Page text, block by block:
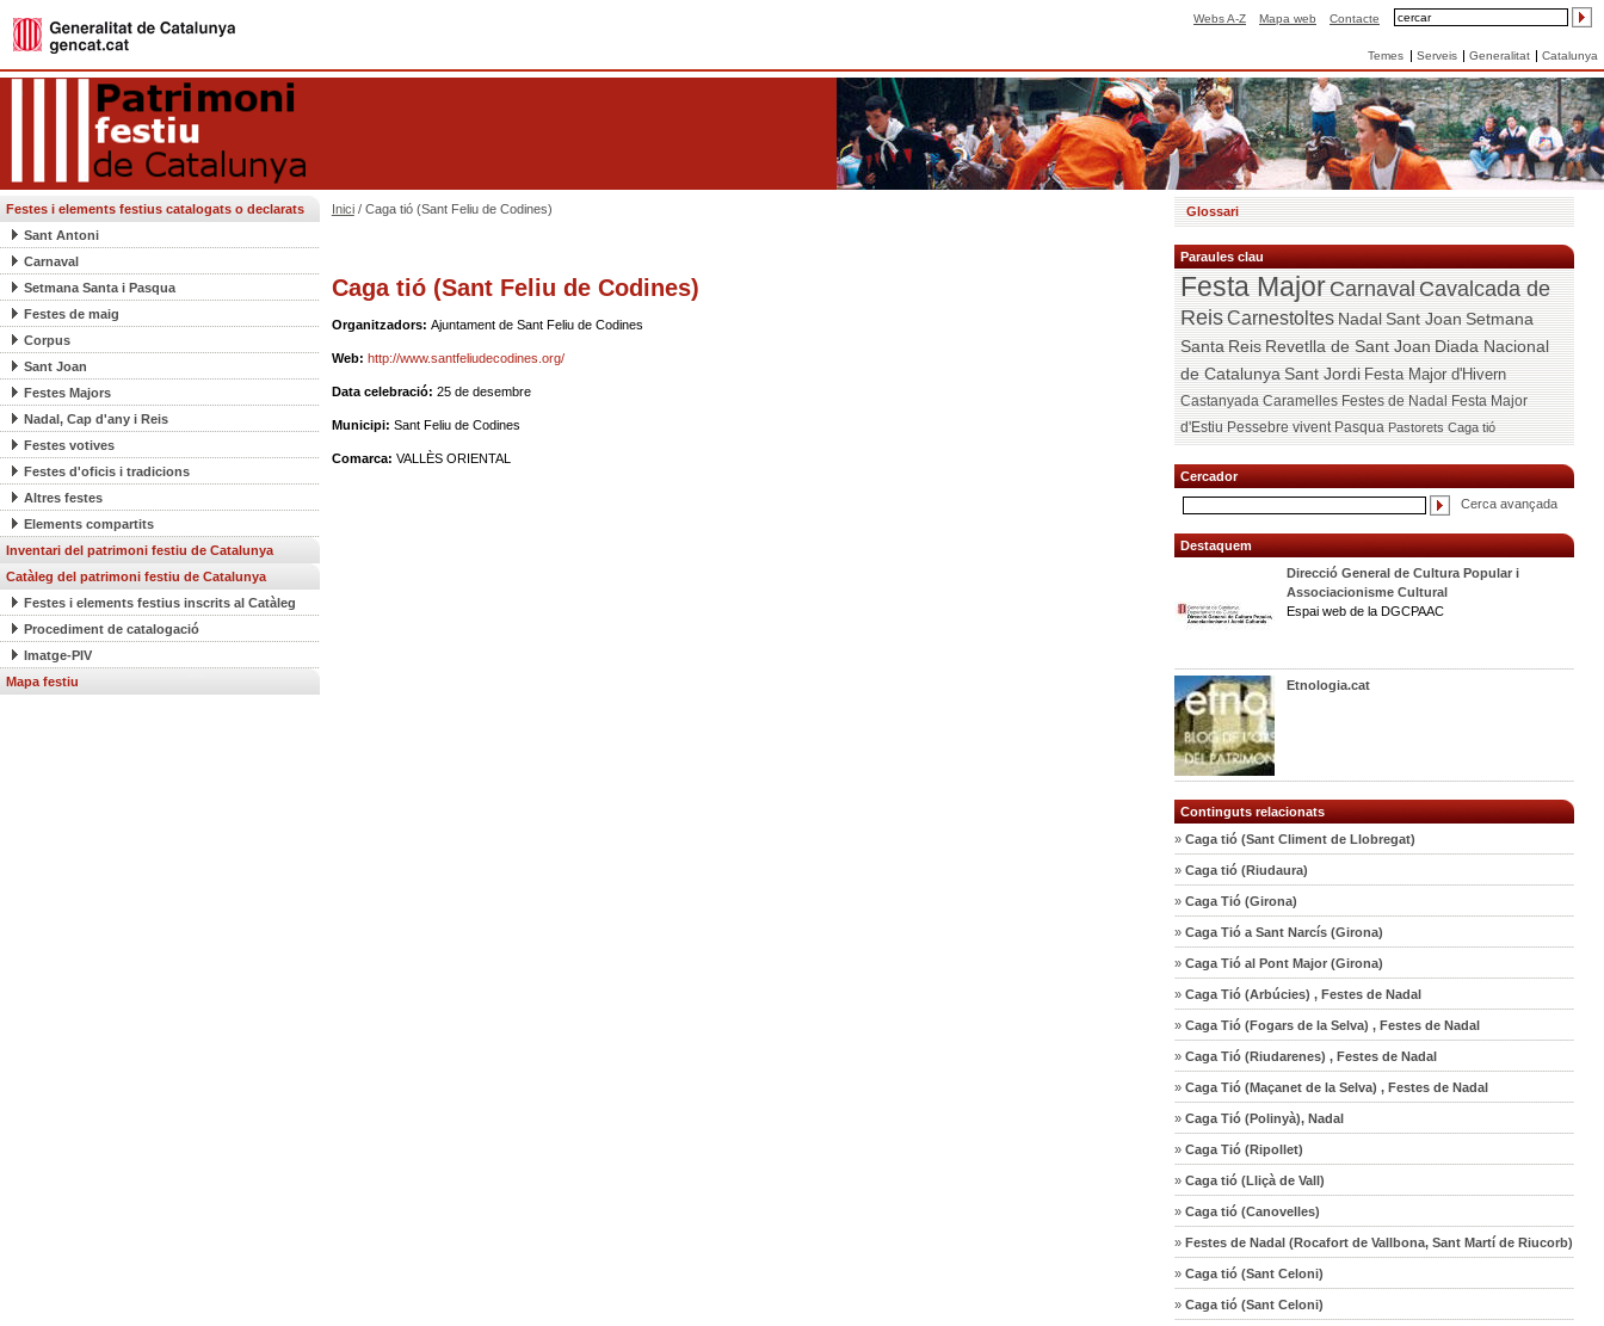
Webs A-Z Mapa web Contacte
Temes Serveis Generalitat Catalunya
Festes i elements festius catalogats o declarats
Sant Antoni
Carnaval
Setmana Santa i Pasqua
Festes de maig
Corpus
Sant Joan
Festes Majors
Nadal, Cap d'any i Reis
Festes votives
Festes d'oficis i tradicions
Altres festes
Elements compartits
Inventari del patrimoni festiu de Catalunya
Catàleg del patrimoni festiu de Catalunya
Festes i elements festius inscrits al Catàleg
Procediment de catalogació
Imatge-PIV
Mapa festiu
Inici/ Caga tió (Sant Feliu de Codines)
Caga tió (Sant Feliu de Codines)
Organitzadors: Ajuntament de Sant Feliu de Codines
Web: http://www.santfeliudecodines.org/
Data celebració: 25 de desembre
Municipi: Sant Feliu de Codines
Comarca: VALLÈS ORIENTAL
Glossari
Paraules clau
Festa MajorCarnavalCavalcada de
ReisCarnestoltesNadalSant JoanSetmana
SantaReisRevetlla de Sant JoanDiada Nacional
de CatalunyaSant Jordi Festa Major d'Hivern
Castanyada Caramelles Festes de Nadal Festa Major
d'Estiu Pessebre vivent Pasqua Pastorets Caga tió
Cercador
Cerca avançada
Destaquem
Direcció General de Cultura Popular i
Associacionisme Cultural
Espai web de la DGCPAAC
Etnologia.cat
Continguts relacionats
» Caga tió (Sant Climent de Llobregat)
» Caga tió (Riudaura)
» Caga Tió (Girona)
» Caga Tió a Sant Narcís (Girona)
» Caga Tió al Pont Major (Girona)
» Caga Tió (Arbúcies) , Festes de Nadal
» Caga Tió (Fogars de la Selva) , Festes de Nadal
» Caga Tió (Riudarenes) , Festes de Nadal
» Caga Tió (Maçanet de la Selva) , Festes de Nadal
» Caga Tió (Polinyà), Nadal
» Caga Tió (Ripollet)
» Caga tió (Lliçà de Vall)
» Caga tió (Canovelles)
» Festes de Nadal (Rocafort de Vallbona, Sant Martí de Riucorb)
» Caga tió (Sant Celoni)
» Caga tió (Sant Celoni)